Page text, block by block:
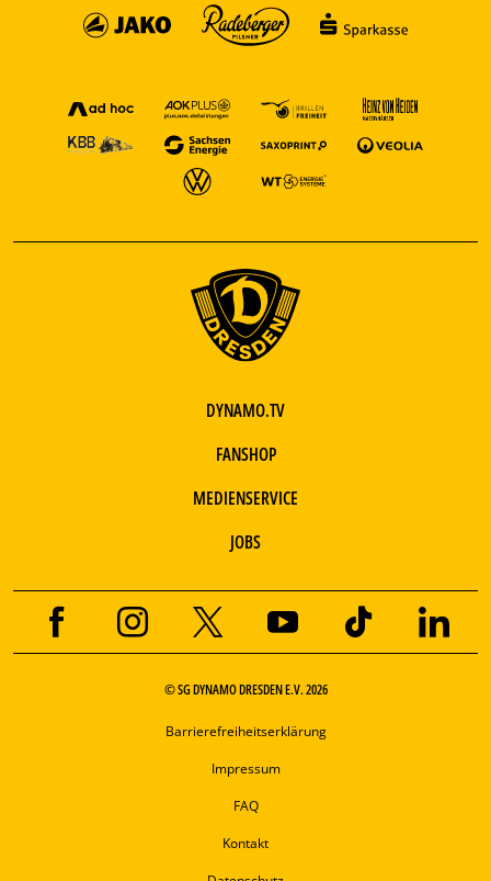
DYNAMO.TV
FANSHOP
MEDIENSERVICE
JOBS
© SG DYNAMO DRESDEN E.V. 2026
Barrierefreiheitserklärung
Impressum
FAQ
Kontakt